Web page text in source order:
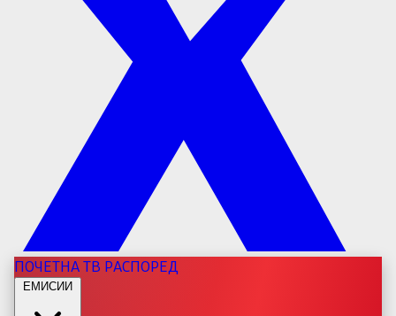
ПОЧЕТНАТВ РАСПОРЕД
ЕМИСИИ